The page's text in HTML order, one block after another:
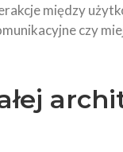
między
czy